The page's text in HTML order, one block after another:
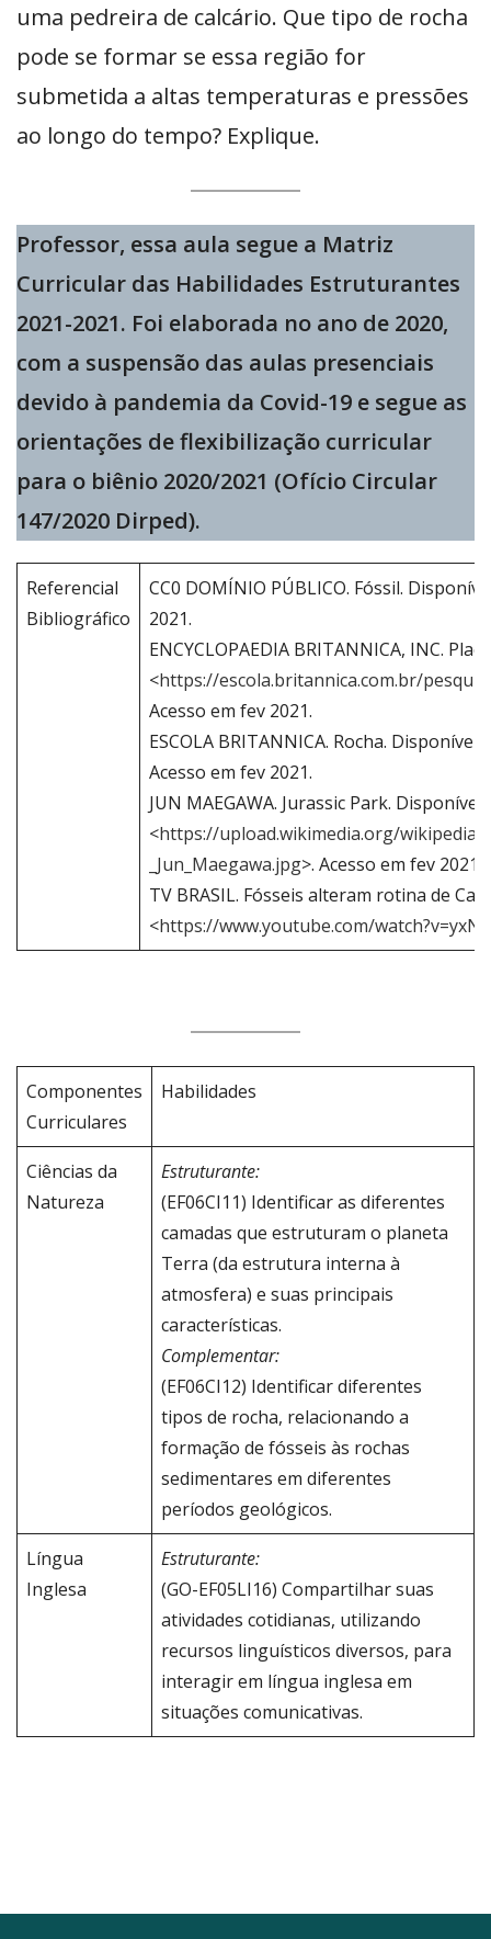
uma pedreira de calcário. Que tipo de rocha
pode se formar se essa região for
submetida a altas temperaturas e pressões
ao longo do tempo? Explique.
Professor, essa aula segue a Matriz
Curricular das Habilidades Estruturantes
2021-2021. Foi elaborada no ano de 2020,
com a suspensão das aulas presenciais
devido à pandemia da Covid-19 e segue as
orientações de flexibilização curricular
para o biênio 2020/2021 (Ofício Circular
147/2020 Dirped).
Referencial
Bibliográfico
CC0 DOMÍNIO PÚBLICO. Fóssil.
2021.
ENCYCLOPAEDIA BRITANNICA, INC.
<https://escola.britannica.com.br/
Acesso em fev 2021.
ESCOLA BRITANNICA. Rocha. Disponível
Acesso em fev 2021.
JUN MAEGAWA. Jurassic Park. Disponível
<https://upload.wikimedia.org/wikipedia/
_Jun_Maegawa.jpg>. Acesso em fev 2021.
TV BRASIL. Fósseis alteram rotina de
<https://www.youtube.com/
Componentes
Curriculares
Habilidades
Ciências da
Natureza
Estruturante:
(EF06CI11) Identificar as diferentes
camadas que estruturam o planeta
Terra (da estrutura interna à
atmosfera) e suas principais
características.
Complementar:
(EF06CI12) Identificar diferentes
tipos de rocha, relacionando a
formação de fósseis às rochas
sedimentares em diferentes
períodos geológicos.
Língua
Inglesa
Estruturante:
(GO-EF05LI16) Compartilhar suas
atividades cotidianas, utilizando
recursos linguísticos diversos, para
interagir em língua inglesa em
situações comunicativas.